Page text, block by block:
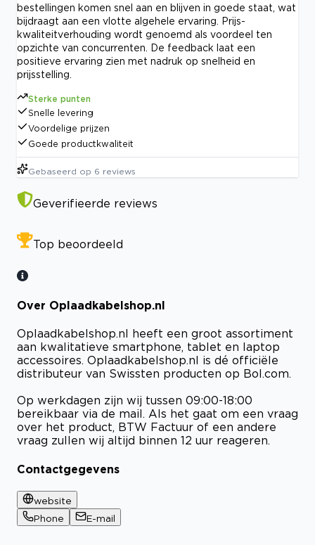
bestellingen komen snel aan en blijven in goede staat, wat
bijdraagt aan een vlotte algehele ervaring. Prijs-
kwaliteitverhouding wordt genoemd als voordeel ten
opzichte van concurrenten. De feedback laat een
positieve ervaring zien met nadruk op snelheid en
prijsstelling.
Sterke punten
Snelle levering
Voordelige prijzen
Goede productkwaliteit
Gebaseerd op 6 reviews
Geverifieerde reviews
Top beoordeeld
Over Oplaadkabelshop.nl
Oplaadkabelshop.nl heeft een groot assortiment
aan kwalitatieve smartphone, tablet en laptop
accessoires. Oplaadkabelshop.nl is dé officiële
distributeur van Swissten producten op Bol.com.
Op werkdagen zijn wij tussen 09:00-18:00
bereikbaar via de mail. Als het gaat om een vraag
over het product, BTW Factuur of een andere
vraag zullen wij altijd binnen 12 uur reageren.
Contactgegevens
website
Phone
E-mail